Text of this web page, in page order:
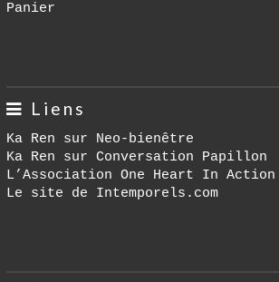
Panier
Liens
Ka Ren sur Neo-bienêtre
Ka Ren sur Conversation Papillon
L’Association One Heart In Action
Le site de Intemporels.com